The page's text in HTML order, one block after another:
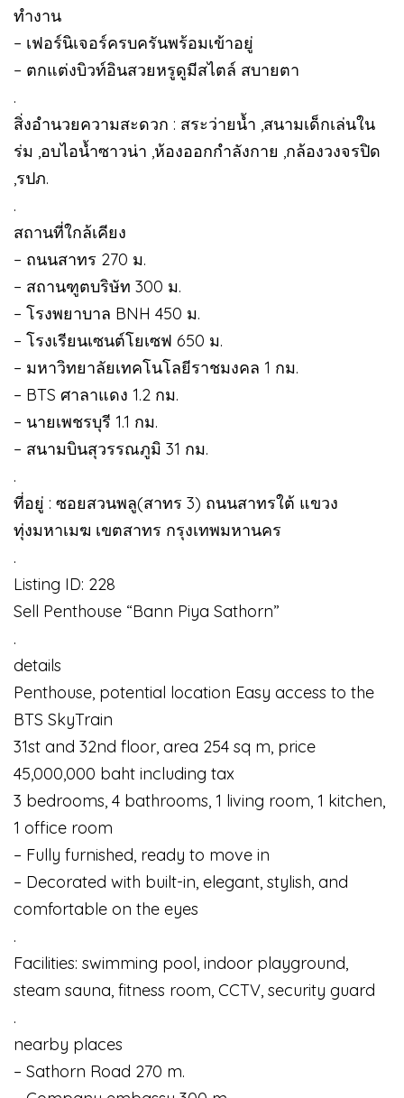
ทำงาน
– เฟอร์นิเจอร์ครบครันพร้อมเข้าอยู่
– ตกแต่งบิวท์อินสวยหรูดูมีสไตล์ สบายตา
.
สิ่งอำนวยความสะดวก : สระว่ายน้ำ ,สนามเด็กเล่นใน
ร่ม ,อบไอน้ำซาวน่า ,ห้องออกกำลังกาย ,กล้องวงจรปิด
,รปภ.
.
สถานที่ใกล้เคียง
– ถนนสาทร 270 ม.
– สถานฑูตบริษัท 300 ม.
– โรงพยาบาล BNH 450 ม.
– โรงเรียนเซนต์โยเซฟ 650 ม.
– มหาวิทยาลัยเทคโนโลยีราชมงคล 1 กม.
– BTS ศาลาแดง 1.2 กม.
– นายเพชรบุรี 1.1 กม.
– สนามบินสุวรรณภูมิ 31 กม.
.
ที่อยู่ : ซอยสวนพลู(สาทร 3) ถนนสาทรใต้ แขวง
ทุ่งมหาเมฆ เขตสาทร กรุงเทพมหานคร
.
Listing ID: 228
Sell ​​Penthouse “Bann Piya Sathorn”
.
details
Penthouse, potential location Easy access to the
BTS SkyTrain
31st and 32nd floor, area 254 sq m, price
45,000,000 baht including tax
3 bedrooms, 4 bathrooms, 1 living room, 1 kitchen,
1 office room
– Fully furnished, ready to move in
– Decorated with built-in, elegant, stylish, and
comfortable on the eyes
.
Facilities: swimming pool, indoor playground,
steam sauna, fitness room, CCTV, security guard
.
nearby places
– Sathorn Road 270 m.